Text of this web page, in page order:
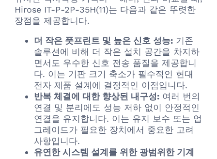
Hirose IT-P-2P-35H(11)는 다음과 같은 뚜렷한
장점을 제공합니다.
더 작은 풋프린트 및 높은 신호 성능: 기존
솔루션에 비해 더 작은 설치 공간을 차지하
면서도 우수한 신호 전송 품질을 제공합니
다. 이는 기판 크기 축소가 필수적인 현대
전자 제품 설계에 결정적인 이점입니다.
반복 체결에 대한 향상된 내구성: 여러 번의
연결 및 분리에도 성능 저하 없이 안정적인
연결을 유지합니다. 이는 유지 보수 또는 업
그레이드가 필요한 장치에서 중요한 고려
사항입니다.
유연한 시스템 설계를 위한 광범위한 기계